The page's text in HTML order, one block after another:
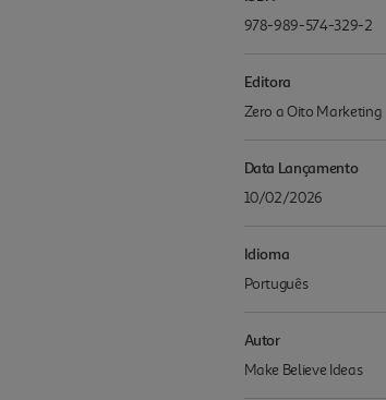
978-989-574-329-2
Editora
Zero a Oito Marketing
Data Lançamento
10/02/2026
Idioma
Português
Autor
Make Believe Ideas